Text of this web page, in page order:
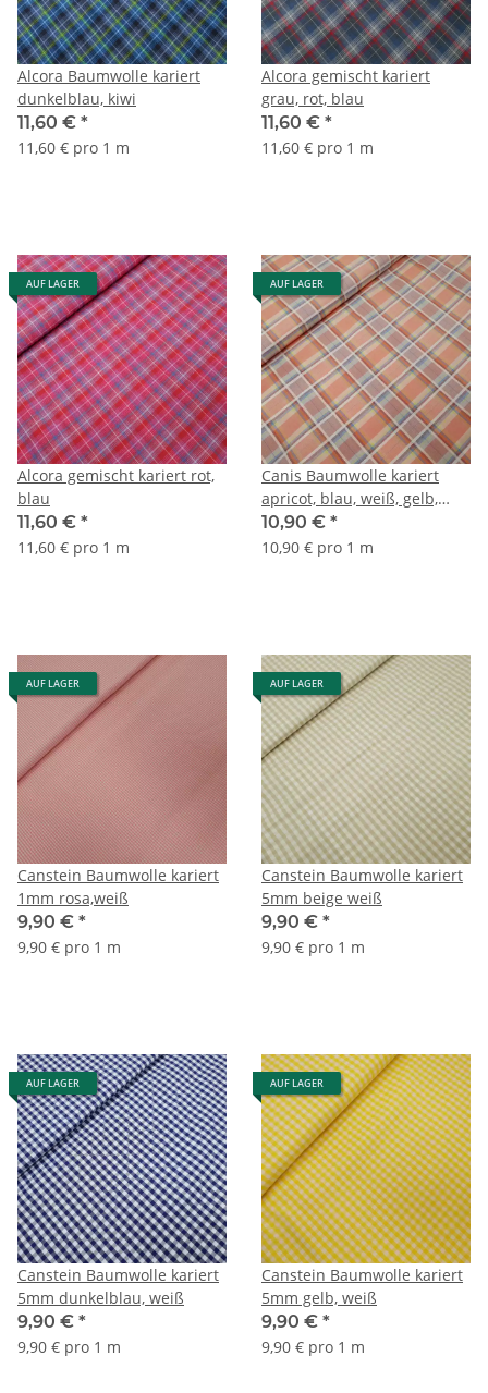
Alcora Baumwolle kariert
dunkelblau, kiwi
11,60 € *
11,60 € pro 1 m
Alcora gemischt kariert
grau, rot, blau
11,60 € *
11,60 € pro 1 m
AUF LAGER
Alcora gemischt kariert rot,
blau
11,60 € *
11,60 € pro 1 m
AUF LAGER
Canis Baumwolle kariert
apricot, blau, weiß, gelb,
dunkelrot
10,90 € *
10,90 € pro 1 m
AUF LAGER
Canstein Baumwolle kariert
1mm rosa,weiß
9,90 € *
9,90 € pro 1 m
AUF LAGER
Canstein Baumwolle kariert
5mm beige weiß
9,90 € *
9,90 € pro 1 m
AUF LAGER
Canstein Baumwolle kariert
5mm dunkelblau, weiß
9,90 € *
9,90 € pro 1 m
AUF LAGER
Canstein Baumwolle kariert
5mm gelb, weiß
9,90 € *
9,90 € pro 1 m